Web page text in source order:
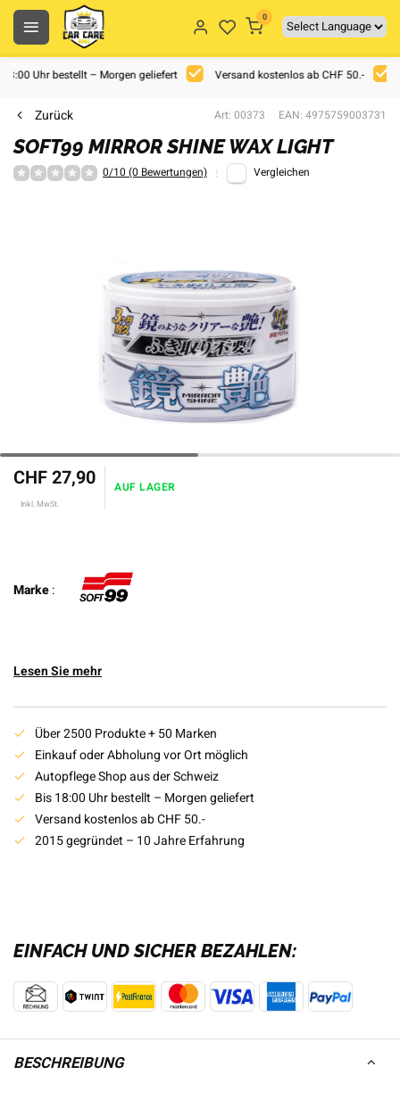
0
Uhr bestellt – Morgen geliefert Versand kostenlos ab CHF 50.-
Zurück Art: 00373 EAN: 4975759003731
SOFT99 MIRROR SHINE WAX LIGHT
0/10 (0 Bewertungen) Vergleichen
CHF 27,90
Inkl. MwSt.
AUF LAGER
Marke:
Lesen Sie mehr
Über 2500 Produkte + 50 Marken
Einkauf oder Abholung vor Ort möglich
Autopflege Shop aus der Schweiz
Bis 18:00 Uhr bestellt – Morgen geliefert
Versand kostenlos ab CHF 50.-
2015 gegründet – 10 Jahre Erfahrung
EINFACH UND SICHER BEZAHLEN:
BESCHREIBUNG